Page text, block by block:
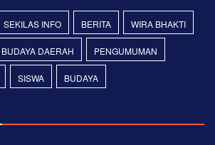
SEKILAS INFO BERITA WIRA BHAKTI
BUDAYA DAERAH PENGUMUMAN
SISWA BUDAYA